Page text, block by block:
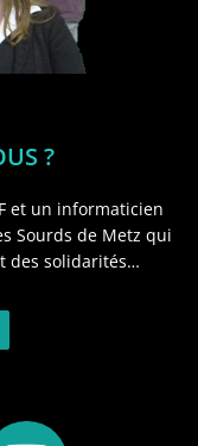
?
et un informaticien
Sourds de Metz qui
des solidarités…